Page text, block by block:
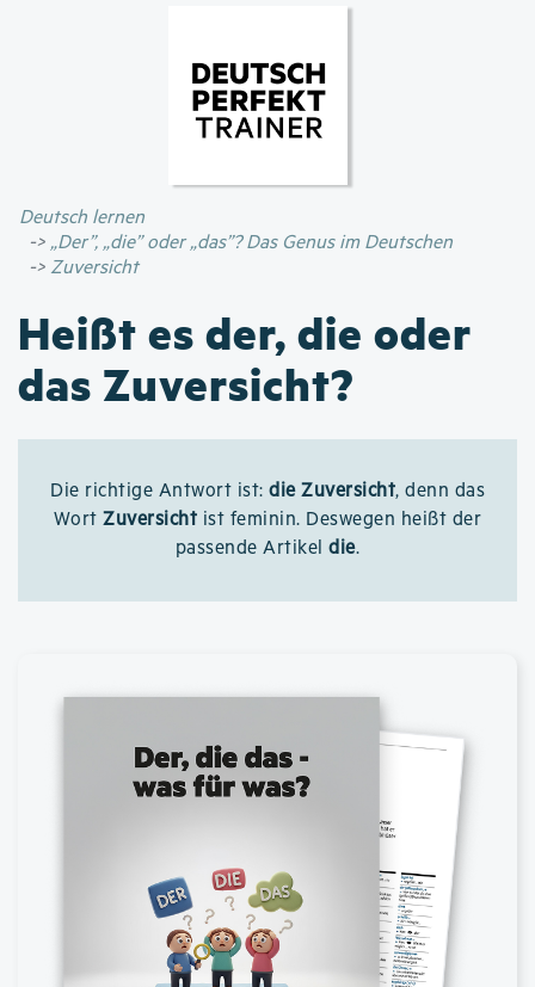
Inhalt
Deutsch lernen
„Der”, „die” oder „das”? Das Genus im Deutschen
Zuversicht
Heißt es der, die oder
das Zuversicht?
Die richtige Antwort ist: die Zuversicht, denn das
WortZuversicht ist feminin. Deswegen heißt der
passende Artikeldie.